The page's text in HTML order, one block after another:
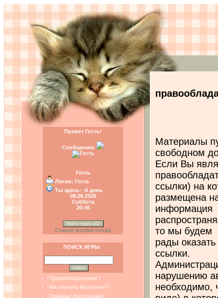
Привет Гость!
Сообщения:
Гость
Логин: Гость
Ты здесь: -й день
08.08.2026
Суббота
20:45
Войти через uID
Старая форма входа
ПОИСК ИГРЫ
Правообладателям !
Как скачать бесплатно?
Помощь! Инструкции!
Материалы
свободном
Если Вы
ссылки) на
размещена
информация
то мы будем
рады
ссылки.
нарушению
необходимо,